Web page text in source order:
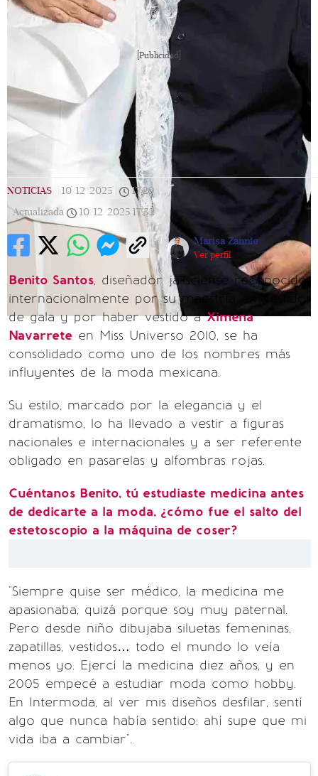
[Publicidad]
NOTICIAS 10/12/2025 17:29
Actualizada
10/12/2025 17:32
Marisa Zannie
Ver perfil
Benito Santos, diseñador jalisciense reconocido
internacionalmente por su maestría en vestidos
de gala y por haber vestido aXimena
Navarrete en Miss Universo 2010, se ha
consolidado como uno de los nombres más
influyentes de la moda mexicana.
Su estilo, marcado por la elegancia y el
dramatismo, lo ha llevado a vestir a figuras
nacionales e internacionales y a ser referente
obligado en pasarelas y alfombras rojas.
Cuéntanos Benito, tú estudiaste medicina antes
de dedicarte a la moda, ¿cómo fue el salto del
estetoscopio a la máquina de coser?
"Siempre quise ser médico, la medicina me
apasionaba, quizá porque soy muy paternal.
Pero desde niño dibujaba siluetas femeninas,
zapatillas, vestidos… todo el mundo lo veía
menos yo. Ejercí la medicina diez años, y en
2005 empecé a estudiar moda como hobby.
En Intermoda, al ver mis diseños desfilar, sentí
algo que nunca había sentido: ahí supe que mi
vida iba a cambiar".